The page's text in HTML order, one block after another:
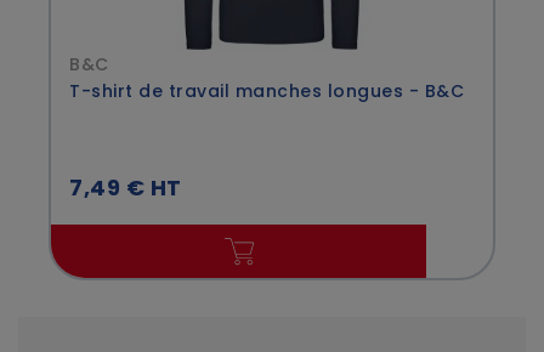
B&C
T-shirt de travail manches longues - B&C
7,49 € HT